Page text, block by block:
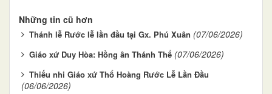
Những tin cũ hơn
Thánh lễ Rước lễ lần đầu tại Gx. Phú Xuân (07/06/2026)
Giáo xứ Duy Hòa: Hồng ân Thánh Thể (07/06/2026)
Thiếu nhi Giáo xứ Thổ Hoàng Rước Lễ Lần Đầu
(06/06/2026)